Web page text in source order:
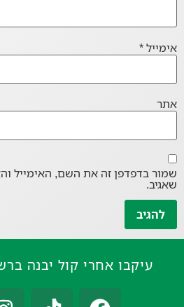
אימייל*
אתר
שמור בדפדפן זה את השם, האימייל
שאגיב.
עיקבו אחרי קול יבנה